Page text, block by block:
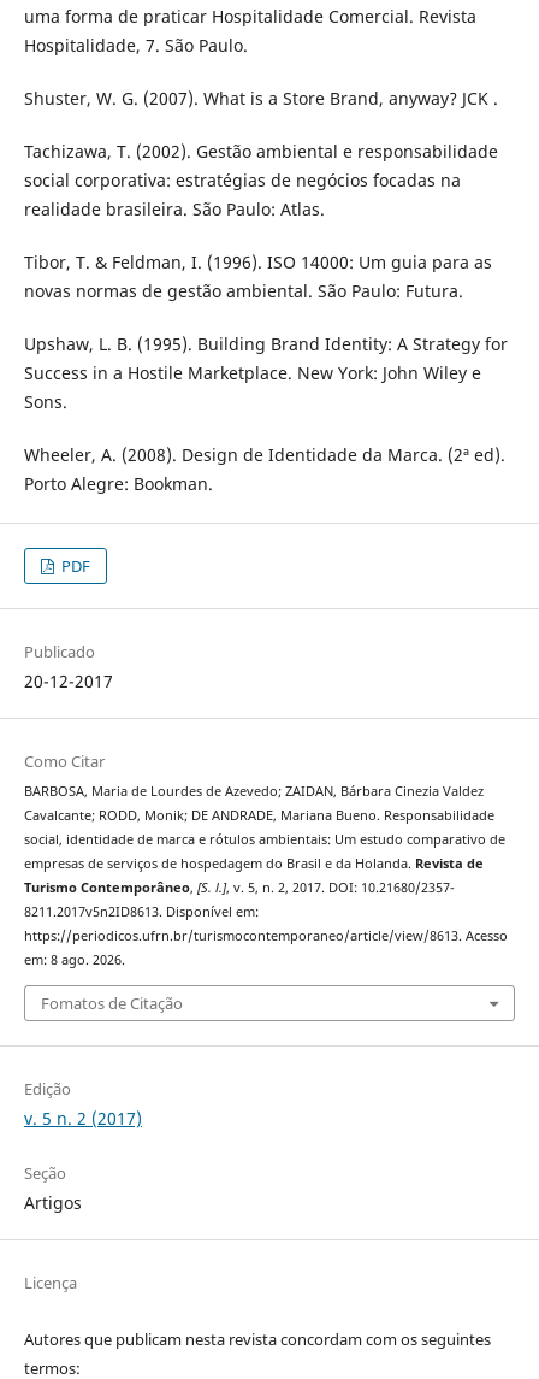
uma forma de praticar Hospitalidade Comercial. Revista
Hospitalidade, 7. São Paulo.
Shuster, W. G. (2007). What is a Store Brand, anyway? JCK .
Tachizawa, T. (2002). Gestão ambiental e responsabilidade
social corporativa: estratégias de negócios focadas na
realidade brasileira. São Paulo: Atlas.
Tibor, T. & Feldman, I. (1996). ISO 14000: Um guia para as
novas normas de gestão ambiental. São Paulo: Futura.
Upshaw, L. B. (1995). Building Brand Identity: A Strategy for
Success in a Hostile Marketplace. New York: John Wiley e
Sons.
Wheeler, A. (2008). Design de Identidade da Marca. (2ª ed).
Porto Alegre: Bookman.
PDF
Publicado
20-12-2017
Como Citar
BARBOSA, Maria de Lourdes de Azevedo; ZAIDAN, Bárbara Cinezia Valdez
Cavalcante; RODD, Monik; DE ANDRADE, Mariana Bueno. Responsabilidade
social, identidade de marca e rótulos ambientais: Um estudo comparativo de
empresas de serviços de hospedagem do Brasil e da Holanda. Revista de
Turismo Contemporâneo, [S. l.], v. 5, n. 2, 2017. DOI: 10.21680/2357-
8211.2017v5n2ID8613. Disponível em:
https://periodicos.ufrn.br/turismocontemporaneo/article/view/8613. Acesso
em: 8 ago. 2026.
Fomatos de Citação
Edição
v. 5 n. 2 (2017)
Seção
Artigos
Licença
Autores que publicam nesta revista concordam com os seguintes
termos: